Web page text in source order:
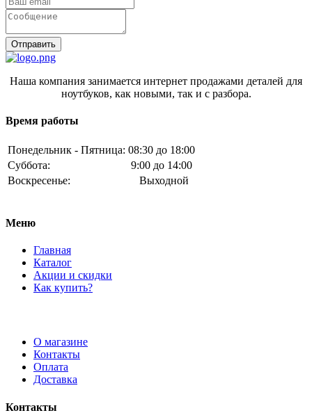
Отправить
Наша компания занимается интернет продажами деталей для
ноутбуков, как новыми, так и с разбора.
Время работы
Понедельник - Пятница: 08:30 до 18:00
Суббота:
9:00 до 14:00
Воскресенье:
Выходной
Меню
Главная
Каталог
Акции и скидки
Как купить?
О магазине
Контакты
Оплата
Доставка
Контакты